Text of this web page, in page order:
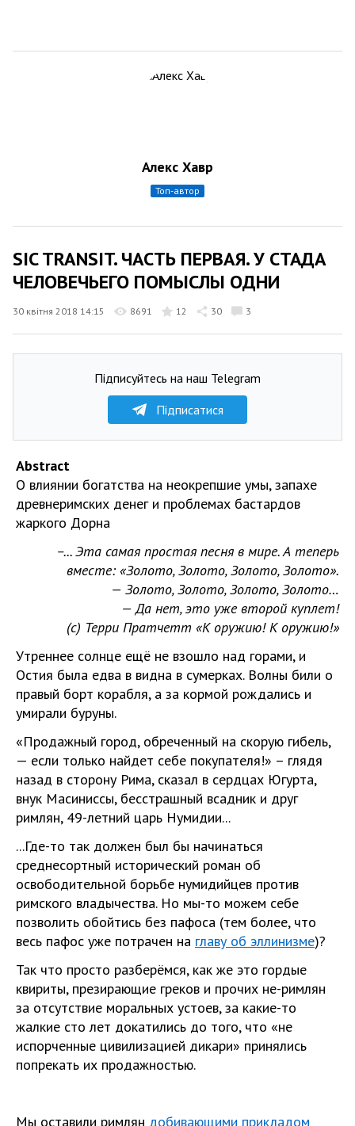
Алекс Хавр
топ-автор
SIC TRANSIT. ЧАСТЬ ПЕРВАЯ. У СТАДА
ЧЕЛОВЕЧЬЕГО ПОМЫСЛЫ ОДНИ
30 квітня 2018 14:15 8691 12 30 3
Підписуйтесь на наш Telegram
Підписатися
Abstract
О влиянии богатства на неокрепшие умы, запахе
древнеримских денег и проблемах бастардов
жаркого Дорна
–... Эта самая простая песня в мире. А теперь
вместе: «Золото, Золото, Золото, Золото».
— Золото, Золото, Золото, Золото…
— Да нет, это уже второй куплет!
(с) Терри Пратчетт «К оружию! К оружию!»
Утреннее солнце ещё не взошло над горами, и
Остия была едва в видна в сумерках. Волны били о
правый борт корабля, а за кормой рождались и
умирали буруны.
«Про­даж­ный город, обре­чен­ный на ско­рую гибель,
— если толь­ко най­дет себе поку­па­те­ля!» – глядя
назад в сторону Рима, сказал в сердцах Югурта,
внук Масиниссы, бесстрашный всадник и друг
римлян, 49-летний царь Нумидии...
...Где-то так должен был бы начинаться
среднесортный исторический роман об
освободительной борьбе нумидийцев против
римского владычества. Но мы-то можем себе
позволить обойтись без пафоса (тем более, что
весь пафос уже потрачен на главу об эллинизме)?
Так что просто разберёмся, как же это гордые
квириты, презирающие греков и прочих не-римлян
за отсутствие моральных устоев, за какие-то
жалкие сто лет докатились до того, что «не
испорченные цивилизацией дикари» принялись
попрекать их продажностью.
Мы оставили римлян добивающими прикладом